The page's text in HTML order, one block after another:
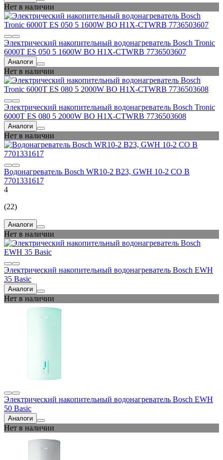
Нет в наличии
Электрический накопительный водонагреватель Bosch Tronic
6000T ES 050 5 1600W BO H1X-CTWRB 7736503607
Аналоги
Нет в наличии
Электрический накопительный водонагреватель Bosch Tronic
6000T ES 080 5 2000W BO H1X-CTWRB 7736503608
Аналоги
Нет в наличии
Водонагреватель Bosch WR10-2 B23, GWH 10-2 CO B
7701331617
4
(22)
Аналоги
Нет в наличии
Электрический накопительный водонагреватель Bosch EWH
35 Basic
Аналоги
Нет в наличии
Электрический накопительный водонагреватель Bosch EWH
50 Basic
Аналоги
Нет в наличии